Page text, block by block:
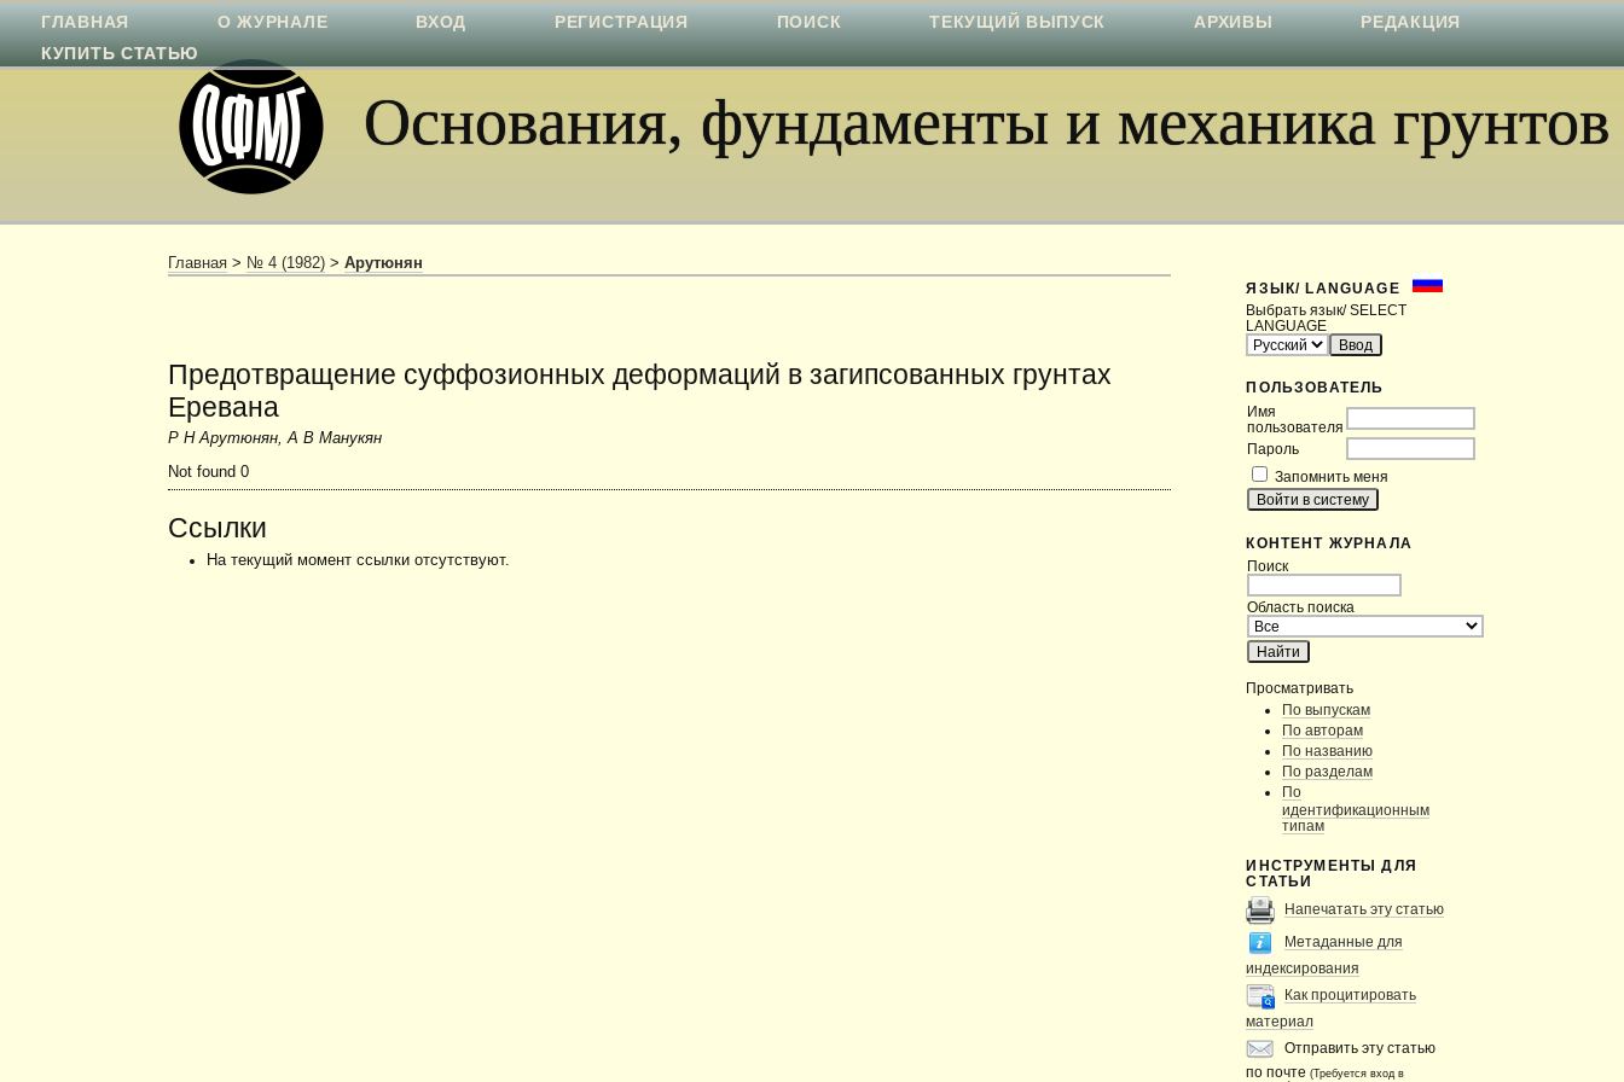
Основания, фундаменты и механика грунтов
ЯЗЫК/ LANGUAGE
Выбрать язык/ SELECT
LANGUAGE
ПОЛЬЗОВАТЕЛЬ
Имя
пользователя
Пароль
Запомнить меня
КОНТЕНТ ЖУРНАЛА
Поиск
Область поиска
Просматривать
По выпускам
По авторам
По названию
По разделам
По
идентификационным
типам
ИНСТРУМЕНТЫ ДЛЯ
СТАТЬИ
Напечатать эту статью
Метаданные для
индексирования
Как процитировать
материал
Отправить эту статью
по почте(Требуется вход в
ГЛАВНАЯ О ЖУРНАЛЕ ВХОД РЕГИСТРАЦИЯ ПОИСК ТЕКУЩИЙ ВЫПУСК АРХИВЫ
РЕДАКЦИЯ
КУПИТЬ СТАТЬЮ
Главная > № 4 (1982) >Арутюнян
Предотвращение суффозионных деформаций в загипсованных грунтах
Еревана
Р Н Арутюнян, А В Манукян
Not found 0
Ссылки
На текущий момент ссылки отсутствуют.